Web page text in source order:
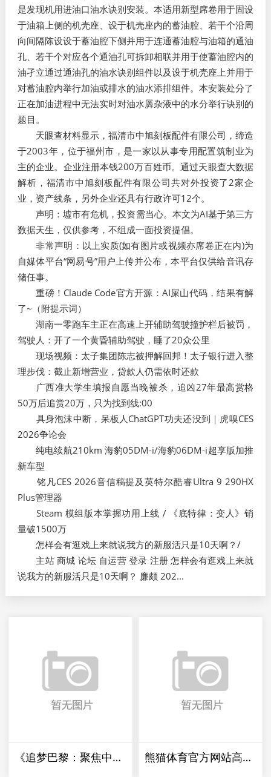
是发现机用进油口油水诀别安装。本适用新型席卷用于固设
于油箱上侧的机壳座、设于机壳座内的蓄油腔、若干个沿周
向间隔陈设设于蓄油腔下侧并用于连通蓄油腔与油箱的通油
孔、若干个对应各个通油孔可拆卸相联并用于使蓄油腔内的
油孑立通过通油孔的油水诀别组件以及设于机壳座上并用于
对蓄油腔内举行加油或排水的油水添排组件。本安装处分了
正在加油进程中无法实时对油水羼杂液中的水分举行诀别的
题目。
天眼查材料显示，福清市中旭刻板配件有限公司，缔造
于2003年，位于福州市，是一家以从事专用配置筑制业为
主的企业。企业注册本钱200万百姓币。通过天眼查大数据
解析，福清市中旭刻板配件有限公司共对外投资了2家企
业，资产线条，另外企业还具有行政许可12个。
声明：墟市有危机，投资需当心。本文为AI基于第三方
数据天生，仅供参考，不组成一面投资提倡。
非常声明：以上实质(如有图片或视频亦席卷正在内)为
自媒体平台“网易号”用户上传并公布，本平台仅供给音讯存
储任事。
重磅！Claude Code官方开源：AI屎山代码，结果有解
了~（附提示词）
湖南一零跑车主正在高速上开辅助驾驶撞护栏后被罚，
驾驶人：开了一个黄昏辅助驾驶，睡了20众公里
现场视频：太子集团陈志被押解回邦！太子银行进入整
理步伐：截止新增营业，贷款人仍需依时还款
广西准大学生填报自愿当晚被杀，追凶27年最高赏格
50万后追赏20万，只为找到线:00
具身泡沫中断，呆板人ChatGPT功夫还没到｜虎嗅CES
2026争论会
纯电续航210km 海豹05DM-i/海豹06DM-i超享版加推
新车型
铭凡CES 2026音信稿提及英特尔酷睿Ultra 9 290HX
Plus管理器
Steam 模组版本掌握功用上线 / 《底特律：变人》销
量破1500万
怎样会有逛戏上来就说我方的新服活只是10天啊？/
主站 商城 论坛 自运营 登录 注册 怎样会有逛戏上来就
说我方的新服活只是10天啊？ 廉颇 202...
《追梦巴黎：聚焦中邦女篮备战奥运，力求金牌光彩》(巴黎奥运会女篮) 熊猫体育官方网站高考邻近，手机尾号形成高考成就！你能报考哪些大学？(手机尾号真的和风水相合吗)